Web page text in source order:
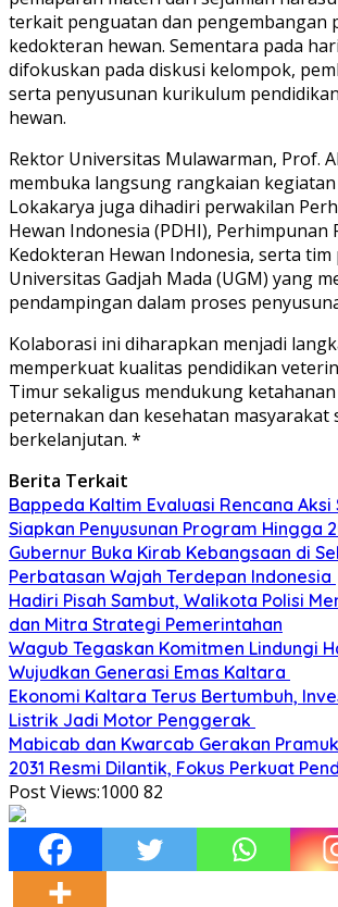
terkait penguatan dan pengembangan
kedokteran hewan. Sementara pada
difokuskan pada diskusi kelompok,
serta penyusunan kurikulum
hewan.
Rektor Universitas Mulawarman, Prof.
membuka langsung rangkaian
Lokakarya juga dihadiri perwakilan
Hewan Indonesia (PDHI), Perhimpunan
Kedokteran Hewan Indonesia, serta tim
Universitas Gadjah Mada (UGM) yang
pendampingan dalam proses
Kolaborasi ini diharapkan menjadi
memperkuat kualitas pendidikan
Timur sekaligus mendukung
peternakan dan kesehatan masyarakat
berkelanjutan. *
Berita Terkait
Bappeda Kaltim Evaluasi Rencana Aksi
Siapkan Penyusunan Program Hingga
Gubernur Buka Kirab Kebangsaan di
Perbatasan Wajah Terdepan Indonesia
Hadiri Pisah Sambut, Walikota Polisi
dan Mitra Strategi Pemerintahan
Wagub Tegaskan Komitmen Lindungi
Wujudkan Generasi Emas Kaltara
Ekonomi Kaltara Terus Bertumbuh,
Listrik Jadi Motor Penggerak
Mabicab dan Kwarcab Gerakan
2031 Resmi Dilantik, Fokus Perkuat
Post Views:1000 82